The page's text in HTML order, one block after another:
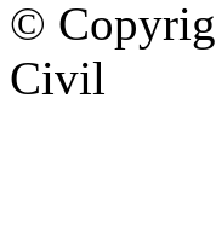
©
Civil